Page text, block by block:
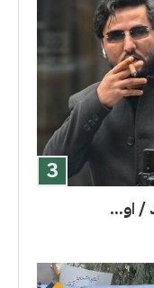
/ او...